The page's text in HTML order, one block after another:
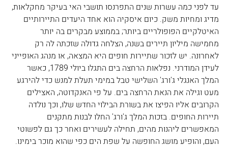
עד לפני כמה עשרות שנים התפרנסו תושבי האי בעיקר מחקלאות,
מדיג ומחיות משק. כיום איסקיה הוא אחד היעדים התיירותיים
האיטלקיים הפופולריים ביותר; בממוצע מבקרים בה יותר
מחמישה מיליון תיירים בשנה, הצלחה גדולה שזכתה לה רק
לאחרונה. יש לזכור שתיירות חופים היא המצאה, או מנהג האופייני
לעידן המודרני. נפלאות הרחצה בים התגלו ביולי 1789, כאשר
המלך האנגלי ג'ורג' השלישי טבל במימי תעלת למנש כדי להירגע
מעט וגילה את הנאת הרחצה בים. על פי האנקדוטה, האצילים
הקרובים אליו הפיצו את בשורת הבילוי החדש שלו, וכך נולדה
תיירות החופים. בזכות המלך ג'ורג' החלו לבנות מתקנים
המאפשרים ליהנות מהים, תחילה לעשירים ואחר כך גם לפשוטי
העם, והופיע מושג החופשה על שפת הים כפי שהוא מוכר בימינו.